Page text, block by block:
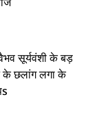
सूर्यवंशी के बड़
के छलांग लगा के